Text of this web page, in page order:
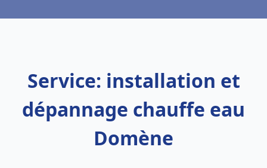
Service: installation et
dépannage chauffe eau
Domène